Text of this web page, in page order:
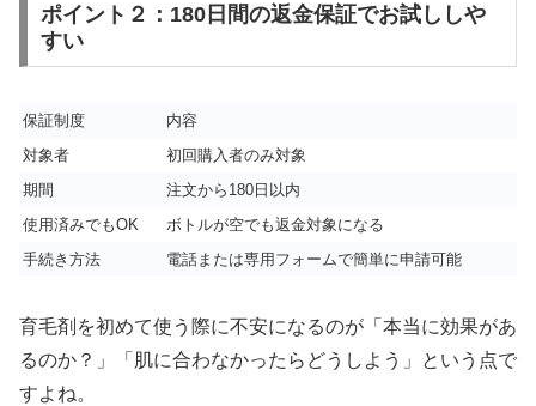
ポイント２：180日間の返金保証でお試ししや
すい
保証制度
内容
対象者
初回購入者のみ対象
期間
注文から180日以内
使用済みでもOK
ボトルが空でも返金対象になる
手続き方法
電話または専用フォームで簡単に申請可能
育毛剤を初めて使う際に不安になるのが「本当に効果があ
るのか？」「肌に合わなかったらどうしよう」という点で
すよね。